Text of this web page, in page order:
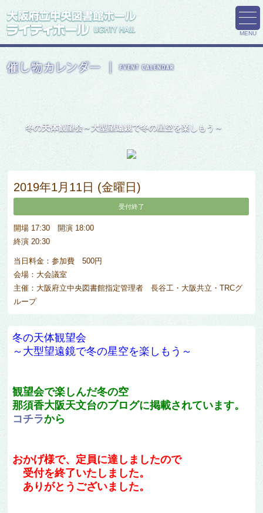
MENU
冬の天体観望会～大型望遠鏡で冬の星空を楽しもう～
2019年1月11日 (金曜日)
受付終了
開場 17:30 開演 18:00
終演 20:30
当日料金：参加費 500円
会場：大会議室
主催：大阪府立中央図書館指定管理者 長谷工・大阪共立・TRCグ
ループ
冬の天体観望会
～大型望遠鏡で冬の星空を楽しもう～
観望会で楽しんだ冬の空
那須香大阪天文台のブログに掲載されています。
コチラから
おかげ様で、定員に達しましたので
受付を終了いたしました。
ありがとうございました。